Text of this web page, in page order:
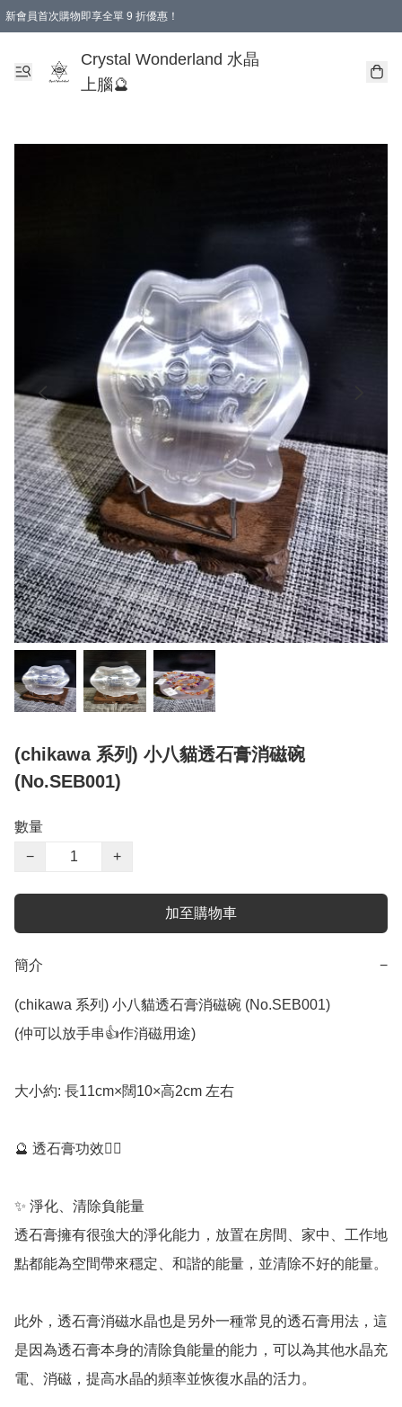
新會員首次購物即享全單 9 折優惠！
Crystal Wonderland 水晶
上腦🔮
(chikawa 系列) 小八貓透石膏消磁碗
(No.SEB001)
數量
−
+
加至購物車
簡介 −
(chikawa 系列) 小八貓透石膏消磁碗 (No.SEB001)
(仲可以放手串👍作消磁用途)
大小約: 長11cm×闊10×高2cm 左右
🔮 透石膏功效💁‍♀️
✨️ 淨化、清除負能量
透石膏擁有很強大的淨化能力，放置在房間、家中、工作地
點都能為空間帶來穩定、和諧的能量，並清除不好的能量。
此外，透石膏消磁水晶也是另外一種常見的透石膏用法，這
是因為透石膏本身的清除負能量的能力，可以為其他水晶充
電、消磁，提高水晶的頻率並恢復水晶的活力。